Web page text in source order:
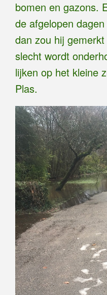
bomen en gazons.
de afgelopen
dan zou hij
slecht wordt
lijken op het kleine
Plas.